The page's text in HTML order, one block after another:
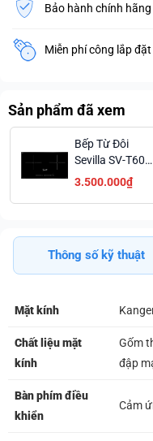
Bảo hành chính hãng
Miễn phí công lắp đặt
Sản phẩm đã xem
Bếp Từ Đôi
Sevilla SV-T60S
Chức Năng Hẹn
Giờ Nấu Linh
3.500.000₫
Thông số kỹ thuật
Mặt kính
Chất liệu mặt
kính
Gốm
đập
Bàn phím điều
khiển
Cảm